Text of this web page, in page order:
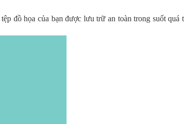
đồ họa của bạn được lưu trữ an toàn trong suốt quá